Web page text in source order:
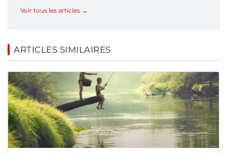
Voir tous les articles →
ARTICLES SIMILAIRES